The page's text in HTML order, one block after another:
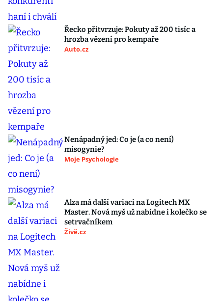
Řecko přitvrzuje: Pokuty až 200 tisíc a
hrozba vězení pro kempaře
Auto.cz
Nenápadný jed: Co je (a co není)
misogynie?
Moje Psychologie
Alza má další variaci na Logitech MX
Master. Nová myš už nabídne i kolečko se
setrvačníkem
Živě.cz